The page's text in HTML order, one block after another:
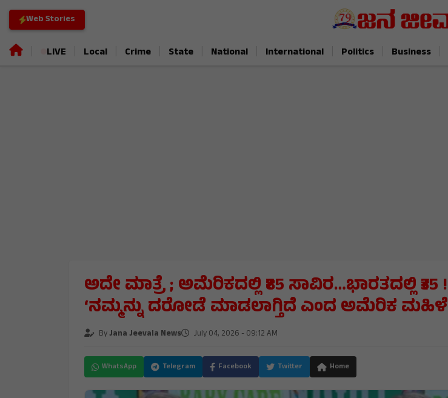
Web Stories
LIVE Local Crime State National International Politics Business
ಅದೇ ಮಾತ್ರೆ ; ಅಮೆರಿಕದಲ್ಲಿ ₹85 ಸಾವಿರ…ಭಾರತದಲ್ಲಿ ₹35 !
‘ನಮ್ಮನ್ನು ದರೋಡೆ ಮಾಡಲಾಗ್ತಿದೆ ಎಂದ ಅಮೆರಿಕ ಮಹಿಳೆ
ByJana Jeevala News July 04, 2026 - 09:12 AM
WhatsApp Telegram Facebook Twitter Home